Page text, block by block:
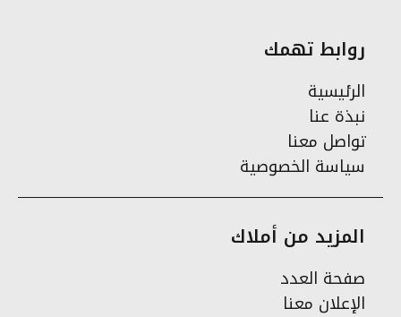
روابط تهمك
الرئيسية
نبذة عنا
تواصل معنا
سياسة الخصوصية
المزيد من أملاك
صفحة العدد
الإعلان معنا